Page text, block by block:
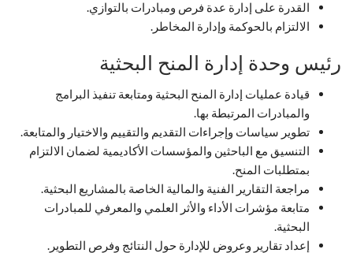
القدرة على إدارة عدة فرص ومبادرات بالتوازي.
الالتزام بالحوكمة وإدارة المخاطر.
رئيس وحدة إدارة المنح البحثية
قيادة عمليات إدارة المنح البحثية ومتابعة تنفيذ البرامج
والمبادرات المرتبطة بها.
تطوير سياسات وإجراءات التقديم والتقييم والاختيار والمتابعة.
التنسيق مع الباحثين والمؤسسات الأكاديمية لضمان الالتزام
بمتطلبات المنح.
مراجعة التقارير الفنية والمالية الخاصة بالمشاريع البحثية.
متابعة مؤشرات الأداء والأثر العلمي والمعرفي للمبادرات
البحثية.
إعداد تقارير وعروض للإدارة حول النتائج وفرص التطوير.